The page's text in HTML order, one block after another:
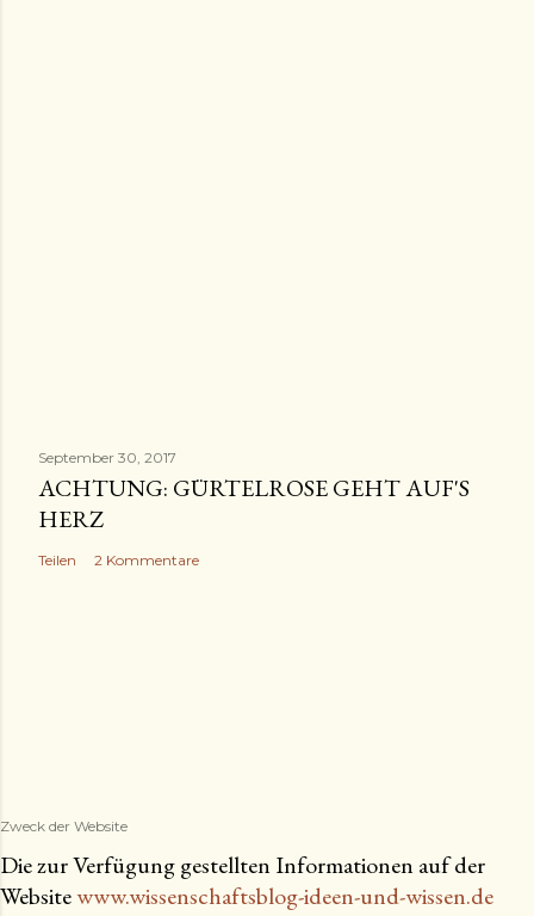
September 30, 2017
ACHTUNG: GÜRTELROSE GEHT AUF'S
HERZ
Teilen 2 Kommentare
Zweck der Website
Die zur Verfügung gestellten Informationen auf der
Websitewww.wissenschaftsblog-ideen-und-wissen.de